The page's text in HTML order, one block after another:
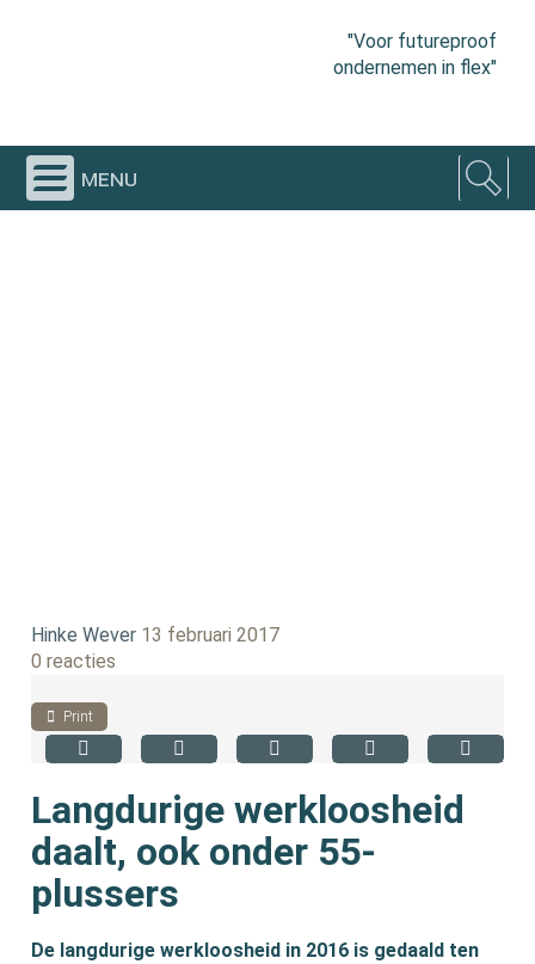
"Voor futureproof
ondernemen in flex"
menu
Hinke Wever 13 februari 2017
0 reacties
Print
Langdurige werkloosheid
daalt, ook onder 55-
plussers
De langdurige werkloosheid in 2016 is gedaald ten